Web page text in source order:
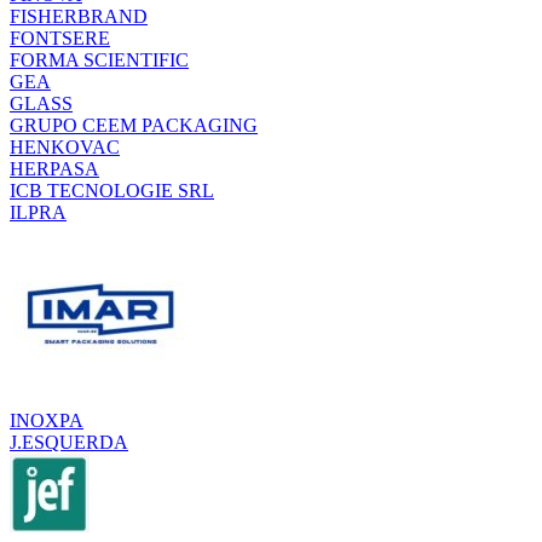
FISHERBRAND
FONTSERE
FORMA SCIENTIFIC
GEA
GLASS
GRUPO CEEM PACKAGING
HENKOVAC
HERPASA
ICB TECNOLOGIE SRL
ILPRA
INOXPA
J.ESQUERDA